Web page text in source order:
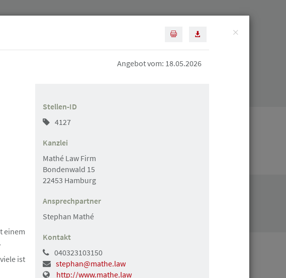
Suchen
Gesuch
×
Diese Seite druckenArtikel als PDF speichern
einem
ist
Angebot vom: 18.05.2026
Stellen-ID
4127
Kanzlei
Mathé Law Firm
Bondenwald 15
22453 Hamburg
Ansprechpartner
Stephan Mathé
Kontakt
040323103150
stephan@mathe.law
http://www.mathe.law